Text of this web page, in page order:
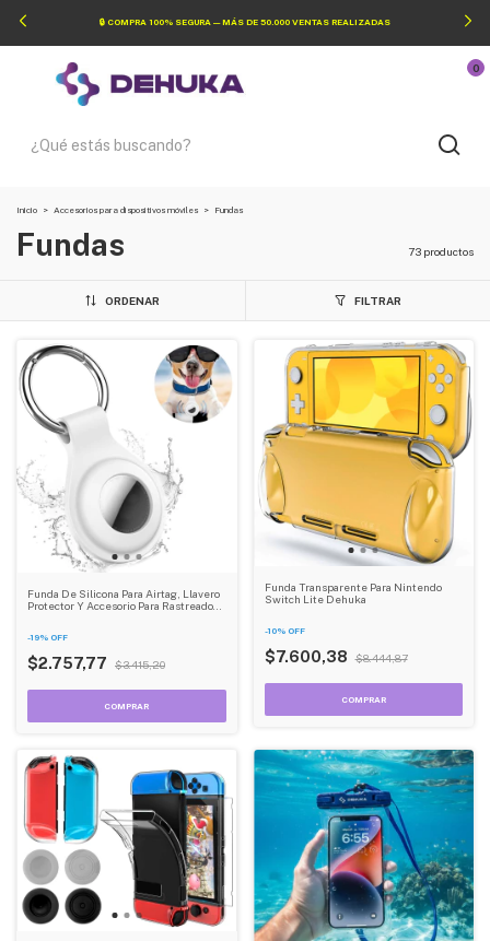
🔒 COMPRA 100% SEGURA — MÁS DE 50.000 VENTAS REALIZADAS
0
Inicio > Accesorios para dispositivos móviles > Fundas
Fundas 73 productos
ORDENAR FILTRAR
Funda De Silicona Para Airtag, Llavero
Protector Y Accesorio Para Rastreador
-19% OFF
$2.757,77 $3.415,20
Funda Transparente Para Nintendo
Switch Lite Dehuka
-10% OFF
$7.600,38 $8.444,87